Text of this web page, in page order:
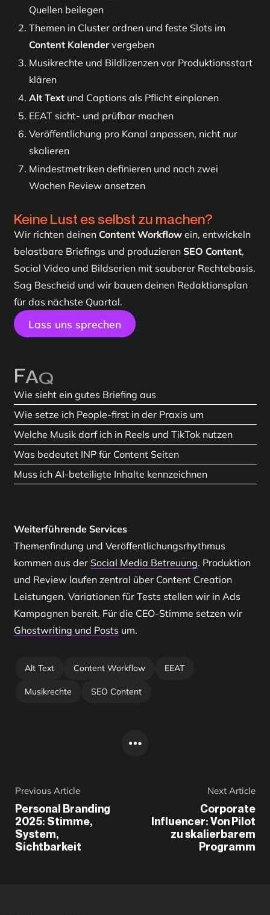
Quellen beilegen
Themen in Cluster ordnen und feste Slots im
Content Kalendervergeben
Musikrechte und Bildlizenzen vor Produktionsstart
klären
Alt Textund Captions als Pflicht einplanen
EEAT sicht- und prüfbar machen
Veröffentlichung pro Kanal anpassen, nicht nur
skalieren
Mindestmetriken definieren und nach zwei
Wochen Review ansetzen
Keine Lust es selbst zu machen?
Wir richten deinen Content Workflowein, entwickeln
belastbare Briefings und produzieren SEO Content,
Social Video und Bildserien mit sauberer Rechtebasis.
Sag Bescheid und wir bauen deinen Redaktionsplan
für das nächste Quartal.
Lass uns sprechen
FAQ
Wie sieht ein gutes Briefing aus
Ziel, Publikum, Format und Belege stehen auf einer
Seite. Dazu kommen Kanal, gewünschte Aktion und
messbare Kriterien für Erfolg. Das beschleunigt jeden
Schritt imContent Workflow.
Wie setze ich People-first in der Praxis um
Klare Frage beantworten, Erfahrung zeigen,
nachvollziehbare Quellen angeben und Begriffe dort
platzieren, wo Leser sie erwarten. So entstehtSEO
Contentohne Keyword-Listen.
Welche Musik darf ich in Reels und TikTok nutzen
Für Marken gilt auf TikTok die Commercial Music
Library. Auf Instagram sind Business Accounts oft auf
lizenzierte Kataloge beschränkt. Sicher sind Meta
Was bedeutet INP für Content Seiten
INP misst, wie schnell eine Seite auf Eingaben
gehört in jede Veröffentlichung.
Muss ich AI-beteiligte Inhalte kennzeichnen
redaktionell verantwortlich prüft und dokumentiert, ist
vorbereitet. Digitalstrategie Europa Reuters
Weiterführende Services
Themenfindung und Veröffentlichungsrhythmus
kommen aus der Social Media Betreuung. Produktion
und Review laufen zentral über Content Creation
Leistungen. Variationen für Tests stellen wir in Ads
Kampagnenbereit. Für die CEO-Stimme setzen wir
Ghostwriting und Posts um.
Alt Text Content Workflow EEAT
Musikrechte SEO Content
Previous Article
Personal Branding
2025: Stimme,
System,
Sichtbarkeit
Next Article
Corporate
Influencer: Von Pilot
zu skalierbarem
Programm